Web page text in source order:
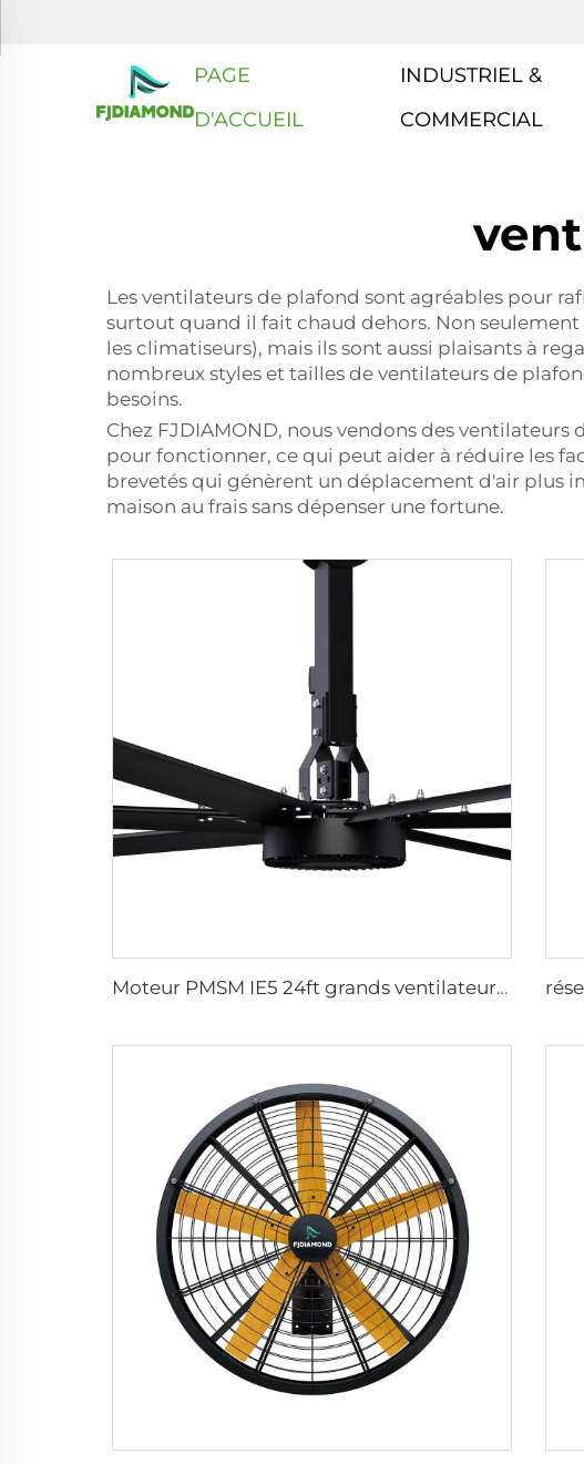
PAGE
D'ACCUEIL
INDUSTRIEL &
COMMERCIAL
Les ventilateurs de plafond sont agréables pour
surtout quand il fait chaud dehors. Non
les climatiseurs), mais ils sont aussi plaisants à
nombreux styles et tailles de ventilateurs de
besoins.
Chez FJDIAMOND, nous vendons des
pour fonctionner, ce qui peut aider à réduire les
brevetés qui génèrent un déplacement d'air plus
maison au frais sans dépenser une fortune.
Moteur PMSM IE5 24ft grands ventilateurs industriels HVLS type avec alimentation AC 7.3m ventilateurs électriques pour usine laitière 380V tension